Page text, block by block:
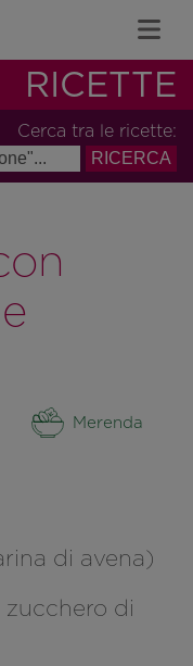
RICETTE
Cerca tra le ricette:
Merenda
di avena)
di